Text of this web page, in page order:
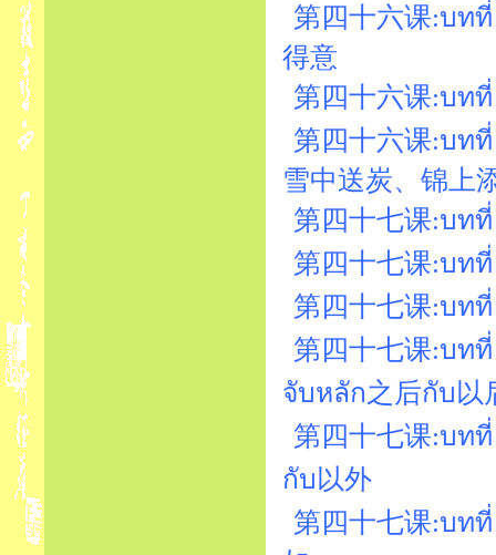
第四十六课:บท
得意
第四十六课:บท
第四十六课:บท
雪中送炭、锦上
第四十七课:บท
第四十七课:บท
第四十七课:บท
第四十七课:บท
จับหลัก之后กับ以
第四十七课:บท
กับ以外
第四十七课:บท